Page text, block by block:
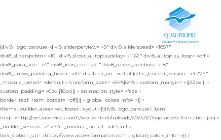
[divi8_logo_carousel divi8_sliderperview= »8″ divi8_sliderspeed= »1857″
divi8_sliderspcbtn= »10″ divi8_slider_autoplaydelay= »1162″ divi8_autoplay_loop= »off »
divi8_pagi_size= »4″ divi8_icon_size= »21″ divi8_arrow_padding= »18″
divi8_arrow_padding_hover= »10″ disabled_on= »off|off|off » _builder_version= »4.27.4″
_module_preset= »default » transform_scale= »54%|54% » custom_margin= »||22px||| »
custom_padding= »0px||16px||| » animation_style= »fade »
border_radii_item_border= »off|||| » global_colors_info= »{} »
theme_builder_area= »et_footer_layout »][divi8_logo_carousel_item
img= »http://prestaservices-sud.fr/wp-content/uploads/2024/12/logo-access-formation.jpg »
_builder_version= »4.27.4″ _module_preset= »default »
link_option_url= »https://www.accessformation.com » global_colors_info= »{} »